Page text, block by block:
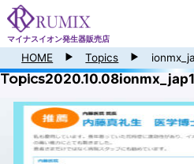
マイナスイオン発生器販売店
HOME Topics
Topics2020.10.08